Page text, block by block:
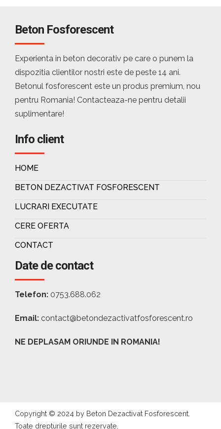
Beton Fosforescent
Experienta in beton decorativ pe care o punem la
dispozitia clientilor nostri este de peste 14 ani.
Betonul fosforescent este un produs premium, nou
pentru Romania! Contacteaza-ne pentru detalii
suplimentare!
Info client
HOME
BETON DEZACTIVAT FOSFORESCENT
LUCRARI EXECUTATE
CERE OFERTA
CONTACT
Date de contact
Telefon: 0753.688.062
Email: contact@betondezactivatfosforescent.ro
NE DEPLASAM ORIUNDE IN ROMANIA!
Copyright © 2024 by Beton Dezactivat Fosforescent.
Toate drepturile sunt rezervate.